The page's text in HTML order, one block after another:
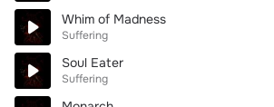
Whim of Madness
Suffering
Soul Eater
Suffering